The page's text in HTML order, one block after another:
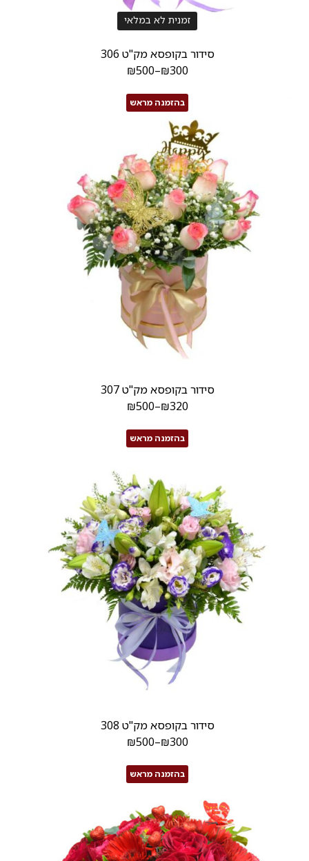
זמנית לא במלאי
סידור בקופסא מק"ט 306
₪300
–
₪500
בהזמנה מראש
סידור בקופסא מק"ט 307
₪320
–
₪500
בהזמנה מראש
סידור בקופסא מק"ט 308
₪300
–
₪500
בהזמנה מראש